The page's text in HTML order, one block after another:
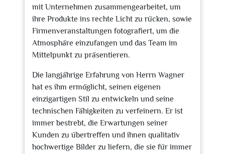
mit Unternehmen zusammengearbeitet, um
ihre Produkte ins rechte Licht zu rücken, sowie
Firmenveranstaltungen fotografiert, um die
Atmosphäre einzufangen und das Team im
Mittelpunkt zu präsentieren.
Die langjährige Erfahrung von Herrn Wagner
hat es ihm ermöglicht, seinen eigenen
einzigartigen Stil zu entwickeln und seine
technischen Fähigkeiten zu verfeinern. Er ist
immer bestrebt, die Erwartungen seiner
Kunden zu übertreffen und ihnen qualitativ
hochwertige Bilder zu liefern, die sie für immer